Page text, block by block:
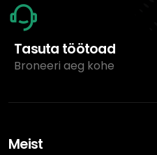
Tasuta töötoad
Broneeri aeg kohe
Meist